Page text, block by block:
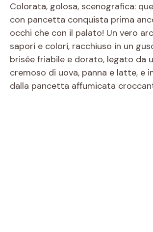
Colorata, golosa, scenografica:
con pancetta conquista prima
occhi che con il palato! Un vero
sapori e colori, racchiuso in un
brisée friabile e dorato, legato da
cremoso di uova, panna e latte, e
dalla pancetta affumicata